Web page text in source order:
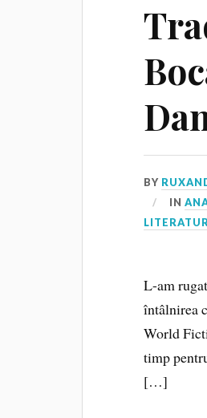
BY
IN
L-am
întâlnirea
World
timp
[…]